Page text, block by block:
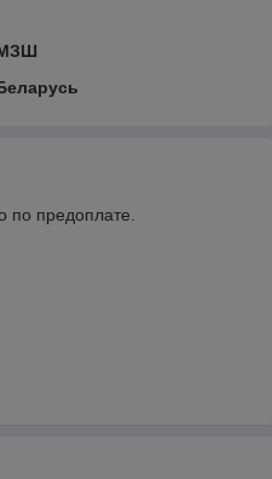
по предоплате.